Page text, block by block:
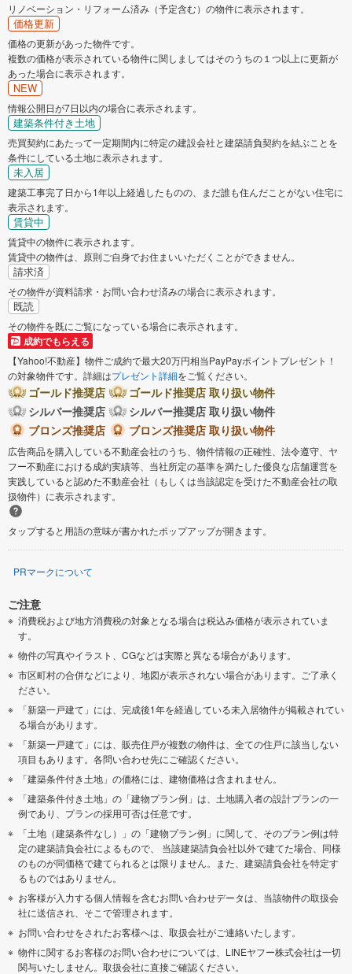
リノベーション・リフォーム済み（予定含む）の物件に表示されます。
価格更新
価格の更新があった物件です。
複数の価格が表示されている物件に関しましてはそのうちの１つ以上に更新が
あった場合に表示されます。
NEW
情報公開日が7日以内の場合に表示されます。
建築条件付き土地
売買契約にあたって一定期間内に特定の建設会社と建築請負契約を結ぶことを
条件にしている土地に表示されます。
未入居
建築工事完了日から1年以上経過したものの、まだ誰も住んだことがない住宅に
表示されます。
賃貸中
賃貸中の物件に表示されます。
賃貸中の物件は、原則ご自身でお住まいいただくことができません。
請求済
その物件が資料請求・お問い合わせ済みの場合に表示されます。
既読
その物件を既にご覧になっている場合に表示されます。
成約でもらえる
【Yahoo!不動産】物件ご成約で最大20万円相当PayPayポイントプレゼント！
の対象物件です。詳細はプレゼント詳細をご覧ください。
ゴールド推奨店
ゴールド推奨店 取り扱い物件
シルバー推奨店
シルバー推奨店 取り扱い物件
ブロンズ推奨店
ブロンズ推奨店 取り扱い物件
広告商品を購入している不動産会社のうち、物件情報の正確性、法令遵守、ヤ
フー不動産における成約実績等、当社所定の基準を満たした優良な店舗運営を
実践していると認めた不動産会社（もしくは当該認定を受けた不動産会社の取
扱物件）に表示されます。
タップすると用語の意味が書かれたポップアップが開きます。
PRマークについて
ご注意
消費税および地方消費税の対象となる場合は税込み価格が表示されていま
す。
物件の写真やイラスト、CGなどは実際と異なる場合があります。
市区町村の合併などにより、地図が表示されない場合があります。ご了承く
ださい。
「新築一戸建て」には、完成後1年を経過している未入居物件が掲載されてい
る場合があります。
「新築一戸建て」には、販売住戸が複数の物件は、全ての住戸に該当しない
項目もあります。各問い合わせ先にご確認ください。
「建築条件付き土地」の価格には、建物価格は含まれません。
「建築条件付き土地」の「建物プラン例」は、土地購入者の設計プランの一
例であり、プランの採用可否は任意です。
「土地（建築条件なし）」の「建物プラン例」に関して、そのプラン例は特
定の建築請負会社によるもので、 当該建築請負会社以外で建てた場合、同様
のものが同価格で建てられるとは限りません。また、建築請負会社を特定す
るものではありません。
お客様が入力する個人情報を含むお問い合わせデータは、当該物件の取扱会
社に送信され、そこで管理されます。
お問い合わせをされたお客様へは、取扱会社がご連絡いたします。
物件に関するお客様のお問い合わせについては、LINEヤフー株式会社は一切
関与いたしません。取扱会社に直接ご確認ください。